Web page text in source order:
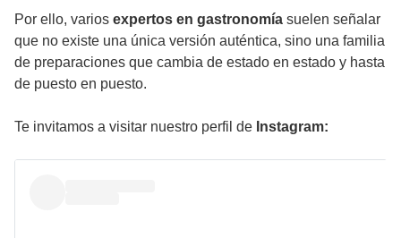
Por ello, varios expertos en gastronomía suelen señalar
que no existe una única versión auténtica, sino una familia
de preparaciones que cambia de estado en estado y hasta
de puesto en puesto.
Te invitamos a visitar nuestro perfil de Instagram: